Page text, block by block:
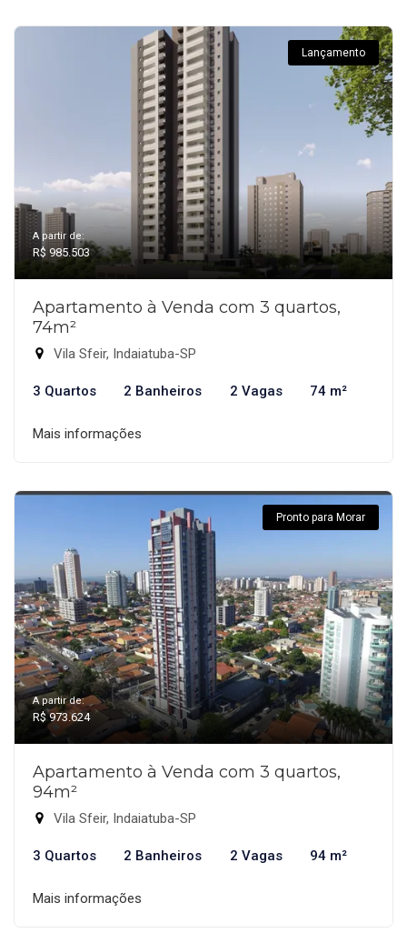
Lançamento
A partir de:
R$ 985.503
Apartamento à Venda com 3 quartos,
74m²
Vila Sfeir, Indaiatuba-SP
3 Quartos 2 Banheiros 2 Vagas 74 m²
Mais informações
Pronto para Morar
A partir de:
R$ 973.624
Apartamento à Venda com 3 quartos,
94m²
Vila Sfeir, Indaiatuba-SP
3 Quartos 2 Banheiros 2 Vagas 94 m²
Mais informações